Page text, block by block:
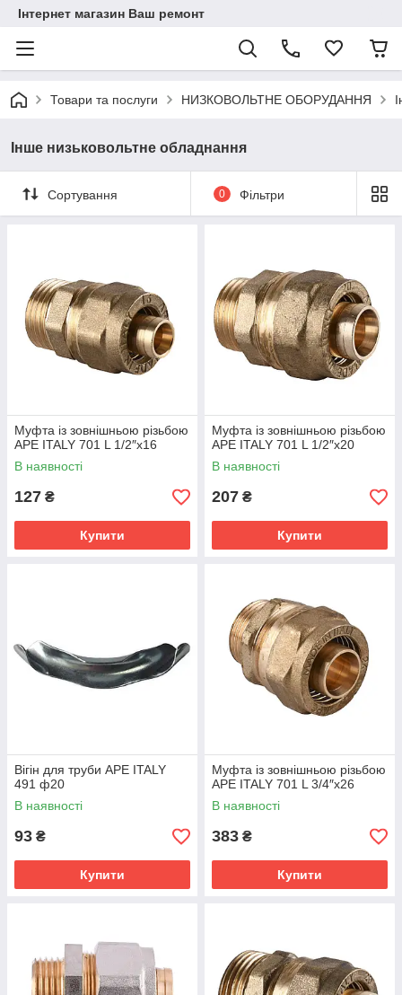
Інтернет магазин Ваш ремонт
Товари та послуги НИЗКОВОЛЬТНЕ ОБОРУДАННЯ
Інше низьковольтне обладнання
Сортування 0 Фільтри
Муфта із зовнішньою різьбою
APE ITALY 701 L 1/2″х16
В наявності
127 ₴
Купити
Муфта із зовнішньою різьбою
APE ITALY 701 L 1/2″х20
В наявності
207 ₴
Купити
Вігін для труби APE ITALY
491 ф20
В наявності
93 ₴
Купити
Муфта із зовнішньою різьбою
APE ITALY 701 L 3/4″x26
В наявності
383 ₴
Купити